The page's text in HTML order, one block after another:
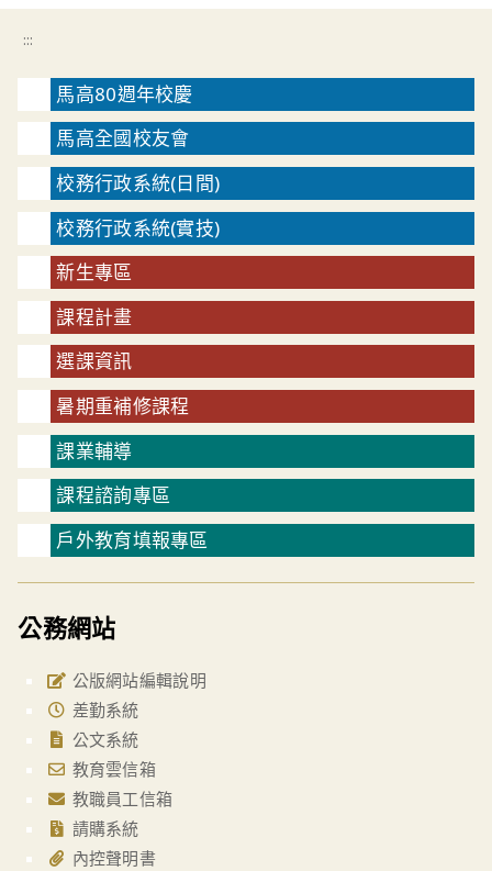
:::
馬高80週年校慶
馬高全國校友會
校務行政系統(日間)
校務行政系統(實技)
新生專區
課程計畫
選課資訊
暑期重補修課程
課業輔導
課程諮詢專區
戶外教育填報專區
公務網站
公版網站編輯說明
差勤系統
公文系統
教育雲信箱
教職員工信箱
請購系統
內控聲明書